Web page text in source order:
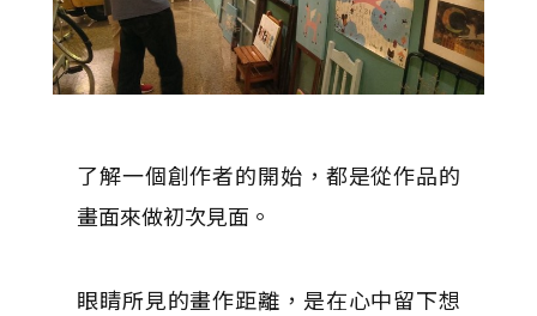
了解一個創作者的開始，都是從作品的
畫面來做初次見面。
眼睛所見的畫作距離，是在心中留下想